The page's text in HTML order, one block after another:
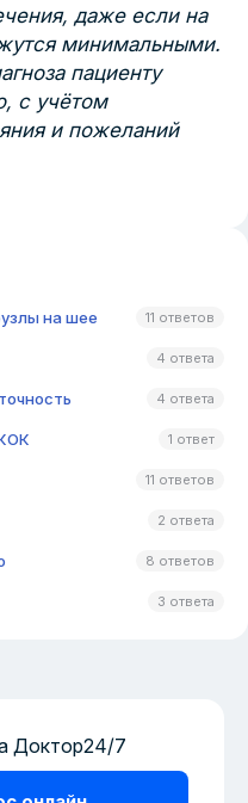
даже если на
минимальными.
пациенту
с учётом
и пожеланий
на шее 11 ответов
4 ответа
4 ответа
1 ответ
11 ответов
2 ответа
8 ответов
3 ответа
Доктор24/7